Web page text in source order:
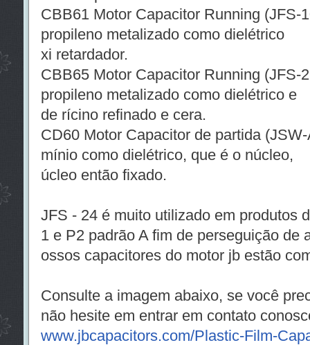
CBB61 Motor Capacitor Running (JFS-
propileno metalizado como
xi retardador.
CBB65 Motor Capacitor Running (JFS-
propileno metalizado como
de rícino refinado e cera.
CD60 Motor Capacitor de partida
mínio como dielétrico, que é o
úcleo então fixado.
JFS - 24 é muito utilizado em produtos
1 e P2 padrão A fim de perseguição
ossos capacitores do motor jb estão
Consulte a imagem abaixo, se você
não hesite em entrar em contato
www.jbcapacitors.com/Plastic-Film-